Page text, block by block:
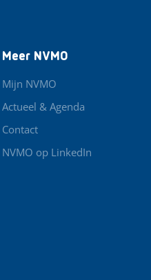
Meer NVMO
Mijn NVMO
Actueel & Agenda
Contact
NVMO op LinkedIn